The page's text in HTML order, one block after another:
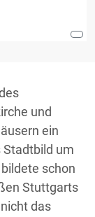
und
ein
um
schon
Stuttgarts
das